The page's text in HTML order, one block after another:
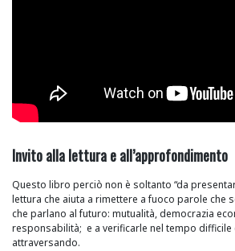
Invito alla lettura e all’approfondimento
Questo libro perciò non è soltanto “da
lettura che aiuta a rimettere a fuoco parole che
che parlano al futuro: mutualità, democrazia
responsabilità; e a verificarle nel tempo difficile
attraversando.